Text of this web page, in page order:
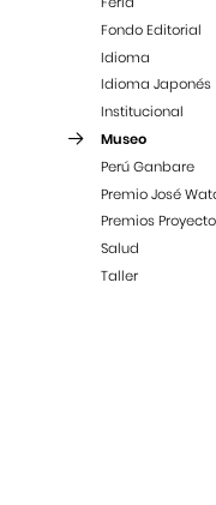
Fondo Editorial
Idioma
Idioma Japonés
Institucional
Museo
Perú Ganbare
Premio José
Premios
Salud
Taller